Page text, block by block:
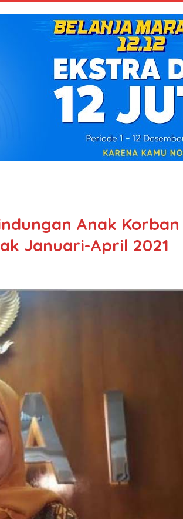
Anak Korban
Januari-April 2021